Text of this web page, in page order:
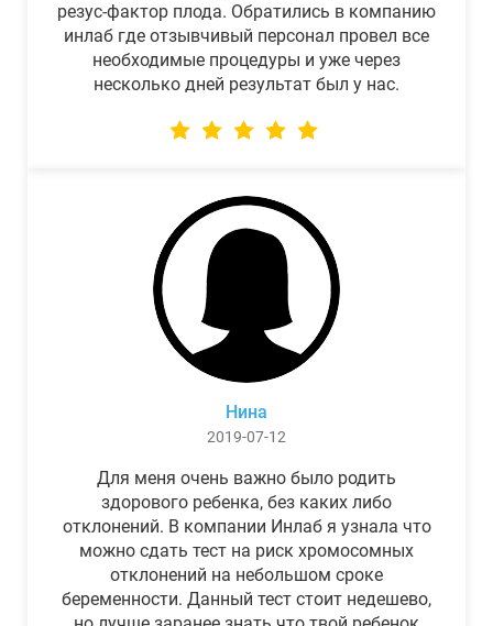
резус-фактор плода. Обратились в компанию
инлаб где отзывчивый персонал провел все
необходимые процедуры и уже через
несколько дней результат был у нас.
Нина
2019-07-12
Для меня очень важно было родить
здорового ребенка, без каких либо
отклонений. В компании Инлаб я узнала что
можно сдать тест на риск хромосомных
отклонений на небольшом сроке
беременности. Данный тест стоит недешево,